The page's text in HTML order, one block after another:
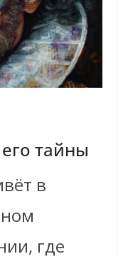
тайны
в
где